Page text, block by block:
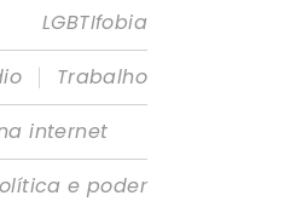
LGBTIfobia
|
Trabalho
internet
e poder